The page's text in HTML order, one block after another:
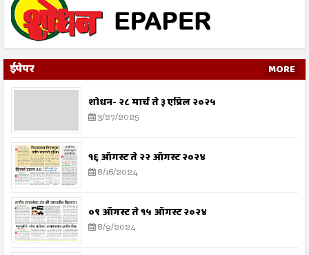
ईपेपर MORE
शोधन- २८ मार्च ते ३ एप्रिल २०२५
3/27/2025
१६ ऑगस्ट ते २२ ऑगस्ट २०२४
8/16/2024
०९ ऑगस्ट ते १५ ऑगस्ट २०२४
8/9/2024